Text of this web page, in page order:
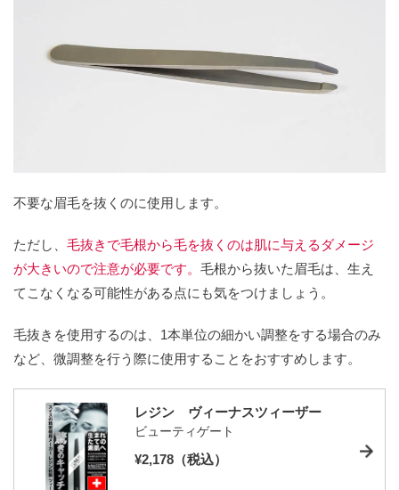
不要な眉毛を抜くのに使用します。
ただし、 毛抜きで毛根から毛を抜くのは肌に与えるダメージ
が大きいので注意が必要です。 毛根から抜いた眉毛は、生え
てこなくなる可能性がある点にも気をつけましょう。
毛抜きを使用するのは、1本単位の細かい調整をする場合のみ
など、微調整を行う際に使用することをおすすめします。
レジン ヴィーナスツィーザー
ビューティゲート
¥2,178（税込）